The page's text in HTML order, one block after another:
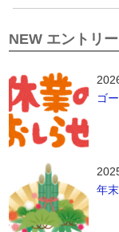
NEW エントリー
ゴ
年